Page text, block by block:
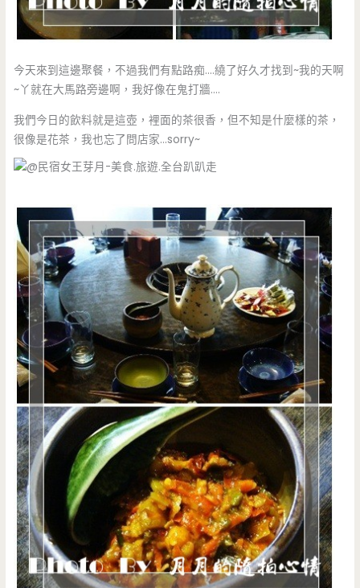
今天來到這邊聚餐，不過我們有點路痴….繞了好久才找到~我的天啊
~丫就在大馬路旁邊啊，我好像在鬼打牆….
我們今日的飲料就是這壺，裡面的茶很香，但不知是什麼樣的茶，
很像是花茶，我也忘了問店家…sorry~